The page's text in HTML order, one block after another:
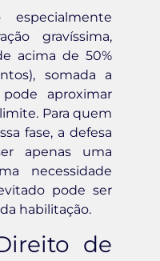
gravíssima,
acima de 50%
somada a
aproximar
Para quem
fase, a defesa
apenas uma
necessidade
pode ser
habilitação.
de